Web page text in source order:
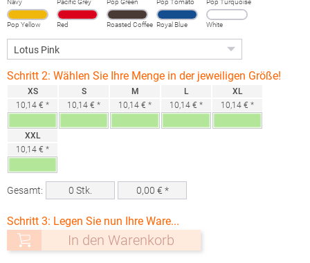
Navy Pacific Grey Pop Green Pop Tomato Pop Turquoise
Pop Yellow Red Roasted Coffee Royal Blue White
Schritt 2: Wählen Sie Ihre Menge in der jeweiligen Größe!
XS
10,14 € *
S
10,14 € *
M
10,14 € *
L
10,14 € *
XL
10,14 € *
XXL
10,14 € *
Gesamt: 0 Stk. 0,00 € *
Schritt 3: Legen Sie nun Ihre Ware...
In den Warenkorb